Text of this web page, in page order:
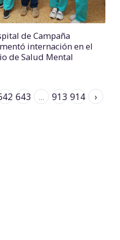
de Campaña
internación en el
de Salud Mental
643 ... 913 914 ›